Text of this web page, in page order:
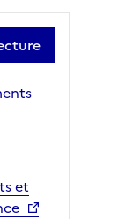
et